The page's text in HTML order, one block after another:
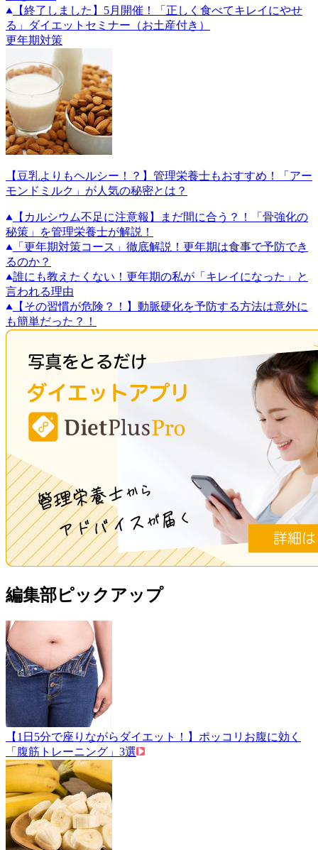
【終了しました】5月開催！「正しく食べてキレイにやせ
る」ダイエットセミナー（お土産付き）
更年期対策
【豆乳よりもヘルシー！？】管理栄養士もおすすめ！「アー
モンドミルク」が人気の秘密とは？
【カルシウム不足に注意報】まだ間に合う？！「骨強化の
秘策」を管理栄養士が解説！
「更年期対策コース」徹底解説！更年期は食事で予防でき
るのか？
誰にも教えたくない！更年期の私が「キレイになった」と
言われる理由
【その習慣が危険？！】動脈硬化を予防する方法は意外に
も簡単だった？！
編集部ピックアップ
【1日5分で座りながらダイエット！】ポッコリお腹に効く
「腹筋トレーニング」3選